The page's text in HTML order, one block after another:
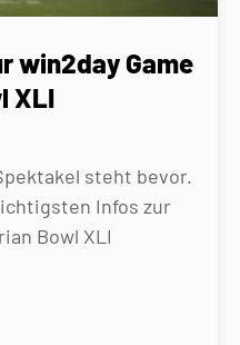
win2day Game
XLI
steht bevor.
Infos zur
Bowl XLI